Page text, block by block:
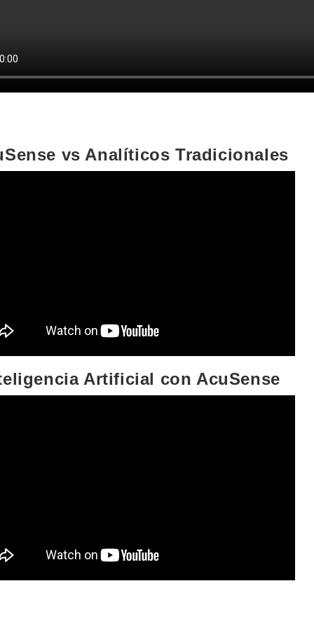
vs Analíticos Tradicionales
Artificial con AcuSense